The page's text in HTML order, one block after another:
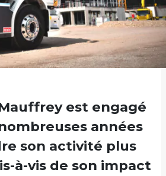
est engagé
années
son activité plus
à-vis de son impact